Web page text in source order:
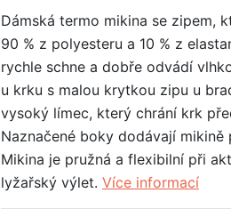
Dámská termo mikina se zipem,
90 % z polyesteru a 10 % z
rychle schne a dobře odvádí
u krku s malou krytkou zipu u
vysoký límec, který chrání krk
Naznačené boky dodávají mikině
Mikina je pružná a flexibilní při
lyžařský výlet. Více informací